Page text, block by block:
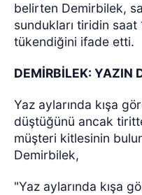
belirten Demirbilek,
sundukları tiridin
tükendiğini ifade etti.
DEMİRBİLEK: YAZIN
Yaz aylarında kışa
düştüğünü ancak
müşteri kitlesinin
Demirbilek,
"Yaz aylarında kışa